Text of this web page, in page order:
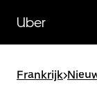
naar
hoofdinhoud
Uber
Frankrijk>